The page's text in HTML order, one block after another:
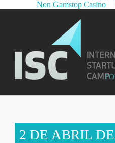
Non Gamstop Casino
2 DE ABRIL